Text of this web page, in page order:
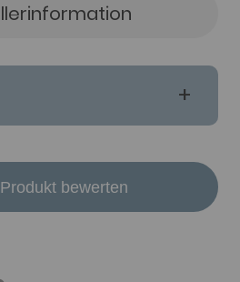
bewerten